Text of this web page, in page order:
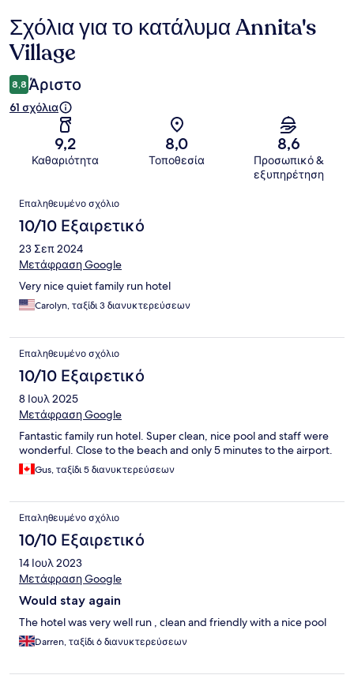
Σχόλια
Σχόλια για το κατάλυμα Annita's
Village
8,8 Άριστο
61 σχόλια
9,2
Καθαριότητα
8,0
Τοποθεσία
8,6
Προσωπικό &
εξυπηρέτηση
Σχόλια
Επαληθευμένο σχόλιο
10/10 Εξαιρετικό
23 Σεπ 2024
Μετάφραση Google
Very nice quiet family run hotel
Carolyn, ταξίδι 3 διανυκτερεύσεων
Επαληθευμένο σχόλιο
10/10 Εξαιρετικό
8 Ιουλ 2025
Μετάφραση Google
Fantastic family run hotel. Super clean, nice pool and staff were
wonderful. Close to the beach and only 5 minutes to the airport.
Gus, ταξίδι 5 διανυκτερεύσεων
Επαληθευμένο σχόλιο
10/10 Εξαιρετικό
14 Ιουλ 2023
Μετάφραση Google
Would stay again
The hotel was very well run , clean and friendly with a nice pool
Darren, ταξίδι 6 διανυκτερεύσεων